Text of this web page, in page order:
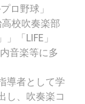
ロ野球」
校吹奏楽部
「LIFE」
音楽等に多
導者として学
し、吹奏楽コ